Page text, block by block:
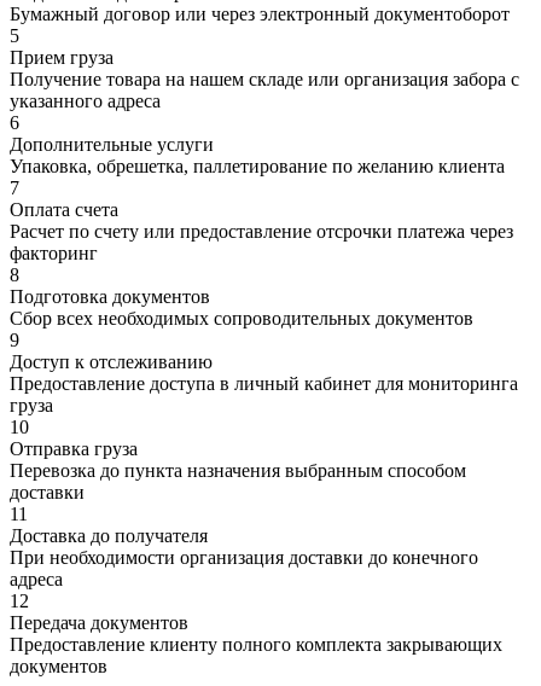
Бумажный договор или через электронный документоборот
5
Прием груза
Получение товара на нашем складе или организация забора с
указанного адреса
6
Дополнительные услуги
Упаковка, обрешетка, паллетирование по желанию клиента
7
Оплата счета
Расчет по счету или предоставление отсрочки платежа через
факторинг
8
Подготовка документов
Сбор всех необходимых сопроводительных документов
9
Доступ к отслеживанию
Предоставление доступа в личный кабинет для мониторинга
груза
10
Отправка груза
Перевозка до пункта назначения выбранным способом
доставки
11
Доставка до получателя
При необходимости организация доставки до конечного
адреса
12
Передача документов
Предоставление клиенту полного комплекта закрывающих
документов